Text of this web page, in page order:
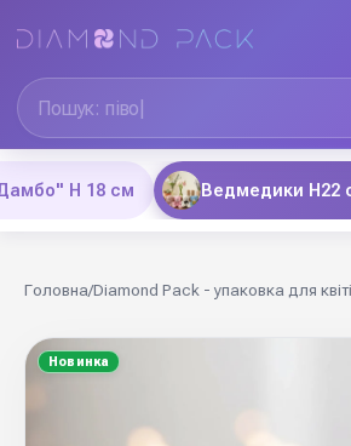
Н 18 см Ведмедики H22
Головна/Diamond Pack - упаковка для
Новинка